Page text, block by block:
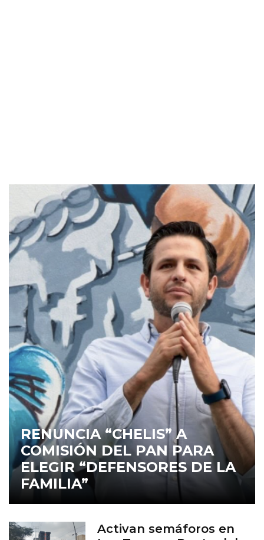
RENUNCIA “CHELIS” A
COMISIÓN DEL PAN PARA
ELEGIR “DEFENSORES DE LA
FAMILIA”
Activan semáforos en